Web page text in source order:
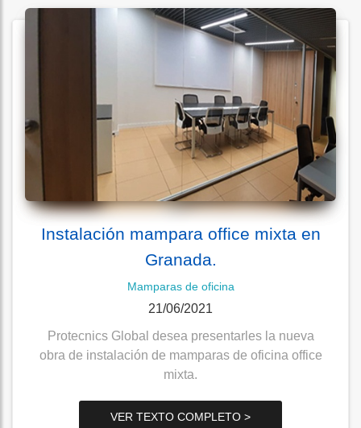
Instalación mampara office mixta en
Granada.
Mamparas de oficina
21/06/2021
Protecnics Global desea presentarles la nueva
obra de instalación de mamparas de oficina office
mixta.
VER TEXTO COMPLETO >